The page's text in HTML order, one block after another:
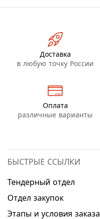
Доставка
в любую точку России
Оплата
различные варианты
БЫСТРЫЕ ССЫЛКИ
Тендерный отдел
Отдел закупок
Этапы и условия заказа